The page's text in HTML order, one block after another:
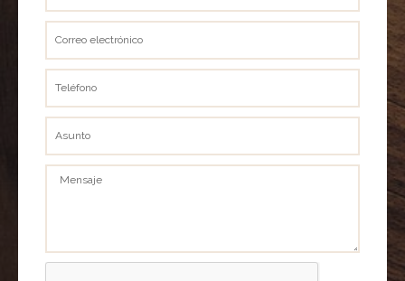
Mensaje